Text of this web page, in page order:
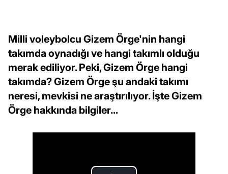
Milli voleybolcu Gizem Örge'nin hangi
takımda oynadığı ve hangi takımlı olduğu
merak ediliyor. Peki, Gizem Örge hangi
takımda? Gizem Örge şu andaki takımı
neresi, mevkisi ne araştırılıyor. İşte Gizem
Örge hakkında bilgiler...